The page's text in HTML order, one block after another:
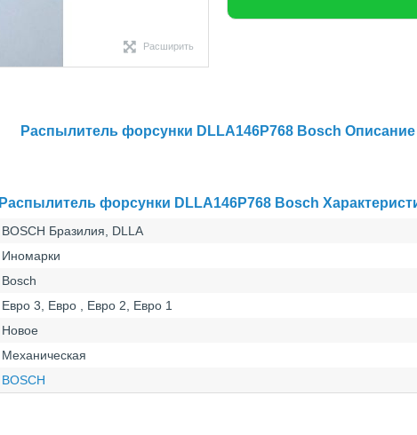
Расширить
Распылитель форсунки DLLA146P768 Bosch Описание
Распылитель форсунки DLLA146P768 Bosch
BOSCH Бразилия, DLLA
Иномарки
Bosch
Евро 3, Евро , Евро 2, Евро 1
Новое
Механическая
BOSCH